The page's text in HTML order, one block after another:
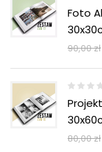
Foto
90,00zł
80,00zł